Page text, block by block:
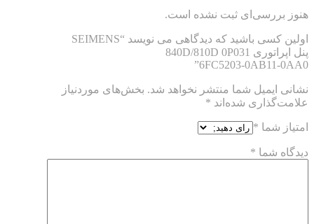
هنوز بررسی‌ای ثبت نشده است.
اولین کسی باشید که دیدگاهی می نویسد “SEIMENS
پنل اپراتوری 840D/810D 0P031
6FC5203-0AB11-0AA0”
نشانی ایمیل شما منتشر نخواهد شد. بخش‌های موردنیاز
علامت‌گذاری شده‌اند *
امتیاز شما *
دیدگاه شما *